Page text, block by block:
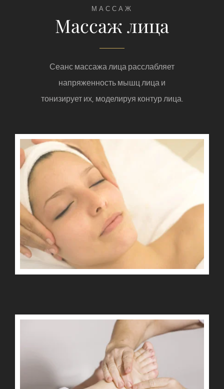
МАССАЖ
Массаж лица
Сеанс массажа лица расслабляет
напряженность мышц лица и
тонизирует их, моделируя контур лица.